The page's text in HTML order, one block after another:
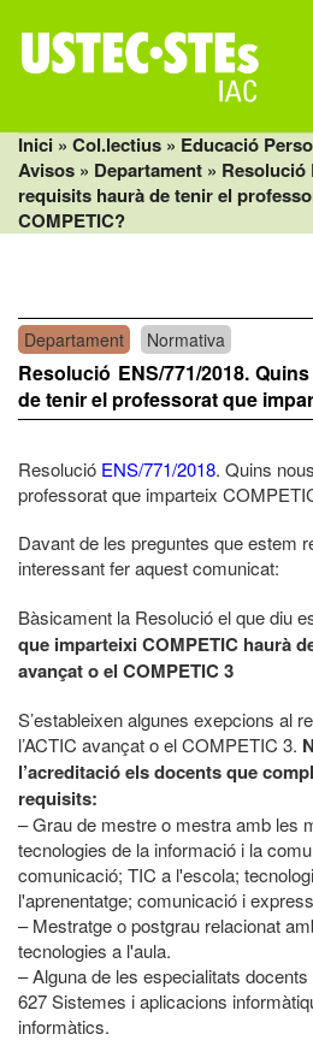
content
Inici » Col.lectius » Educació
Avisos » Departament » Resolució
requisits haurà de tenir el
COMPETIC?
Departament Normativa
Resolució ENS/771/2018.
de tenir el professorat que
Resolució ENS/771/2018. Quins
professorat que imparteix
Davant de les preguntes que estem
interessant fer aquest comunicat:
Bàsicament la Resolució el que diu
que imparteixi COMPETIC haurà
avançat o el COMPETIC 3
S’estableixen algunes exepcions al
l’ACTIC avançat o el COMPETIC 3.
l’acreditació els docents que
requisits:
– Grau de mestre o mestra amb les
tecnologies de la informació i la
comunicació; TIC a l'escola;
l'aprenentatge; comunicació i
– Mestratge o postgrau relacionat
tecnologies a l'aula.
– Alguna de les especialitats
627 Sistemes i aplicacions
informàtics.